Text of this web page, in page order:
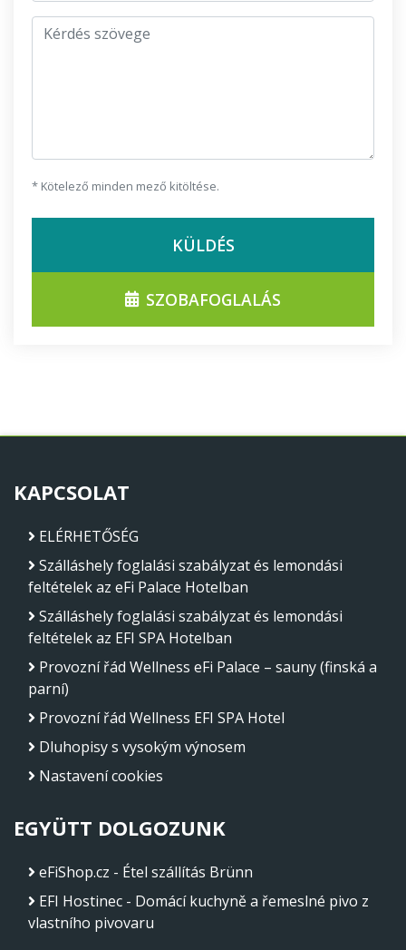
Kérdés szövege
* Kötelező minden mező kitöltése.
KÜLDÉS
SZOBAFOGLALÁS
KAPCSOLAT
ELÉRHETŐSÉG
Szálláshely foglalási szabályzat és lemondási
feltételek az eFi Palace Hotelban
Szálláshely foglalási szabályzat és lemondási
feltételek az EFI SPA Hotelban
Provozní řád Wellness eFi Palace – sauny (finská a
parní)
Provozní řád Wellness EFI SPA Hotel
Dluhopisy s vysokým výnosem
Nastavení cookies
EGYÜTT DOLGOZUNK
eFiShop.cz - Étel szállítás Brünn
EFI Hostinec - Domácí kuchyně a řemeslné pivo z
vlastního pivovaru